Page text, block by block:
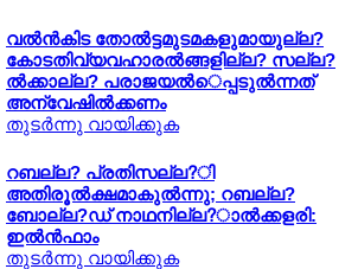
വല്‍ന്‍കിട തോല്‍ട്ടമുടമകളുമായുല്ല?
കോടതിവ്യവഹാരല്‍ങ്ങളില്ല? സല്ല?
ല്‍ക്കാല്ല? പരാജയല്‍െപ്പടുല്‍ന്നത്
അന്വേഷില്‍ക്കണം
തുടര്‍ന്നു വായിക്കുക
റബല്ല? പ്രതിസല്ല?ി
അതിരൂല്‍ക്ഷമാകുല്‍ന്നു; റബല്ല?
ബോല്ല?ഡ് നാഥനില്ല?ാല്‍ക്കളരി:
ഇല്‍ന്‍ഫാം
തുടര്‍ന്നു വായിക്കുക